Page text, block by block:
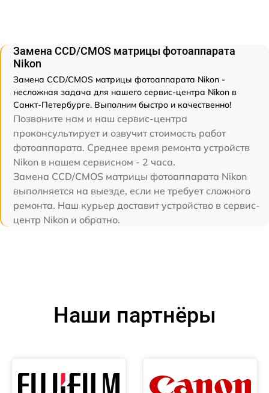
Замена CCD/CMOS матрицы фотоаппарата
Nikon
Замена CCD/CMOS матрицы фотоаппарата Nikon -
несложная задача для нашего сервис-центра Nikon в
Санкт-Петербурге. Выполним быстро и качественно!
Позвоните нам и наш сервис-центра
проконсультирует и озвучит стоимость работ
фотоаппарата. Среднее время ремонта устройств
Nikon в нашем сервисном - 2 часа.
Замена CCD/CMOS матрицы фотоаппарата Nikon
выполняется на выезде, если не требует сложного
ремонта. Наш курьер доставит устройство в сервис-
центр Nikon и обратно.
Наши партнёры